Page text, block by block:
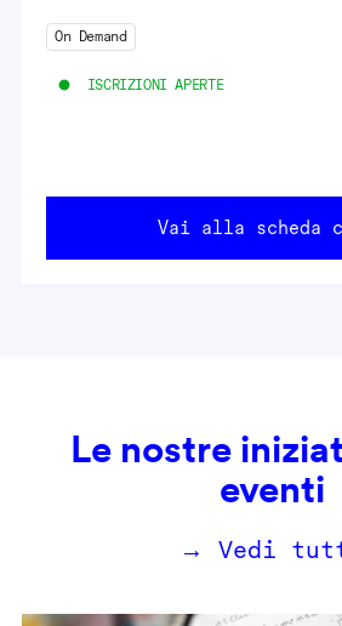
On Demand
ISCRIZIONI APERTE
Vai alla scheda
Le nostre
eventi
→ Vedi